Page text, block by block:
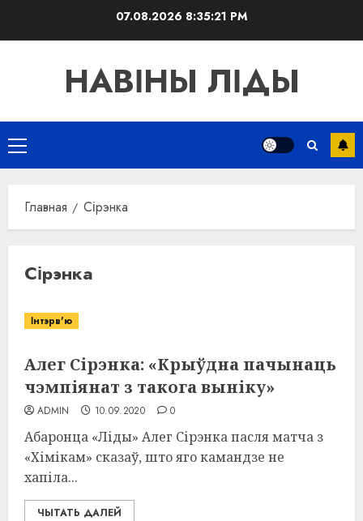
07.08.2026 8:35:21 PM
НАВІНЫ ЛІДЫ
Основное
меню
Главная Сірэнка
Сірэнка
Інтэрв'ю
Алег Сірэнка: «Крыўдна пачынаць
чэмпіянат з такога выніку»
ADMIN 10.09.2020 0
Абаронца «Ліды» Алег Сірэнка пасля матча з
«Хімікам» сказаў, што яго камандзе не
хапіла...
ЧЫТАТЬ ДАЛЕЙ